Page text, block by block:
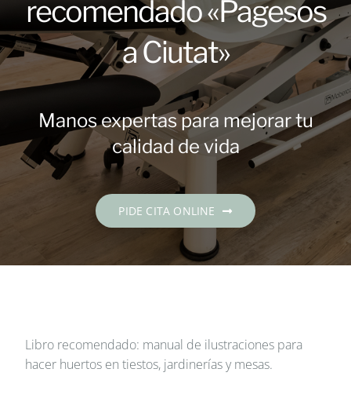
Contacto
PIDE CITA
Español
recomendado «Pagesos
a Ciutat»
Manos expertas para mejorar tu
calidad de vida
PIDE CITA ONLINE
Libro recomendado: manual de ilustraciones para
hacer huertos en tiestos, jardinerías y mesas.